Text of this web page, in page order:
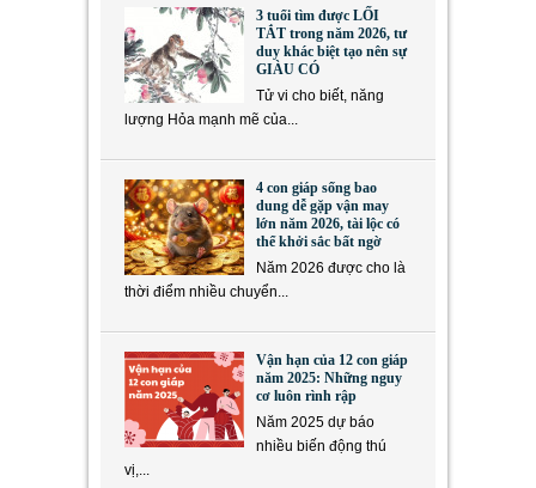
3 tuổi tìm được LỐI
TẮT trong năm 2026, tư
duy khác biệt tạo nên sự
GIÀU CÓ
Tử vi cho biết, năng
lượng Hỏa mạnh mẽ của...
4 con giáp sống bao
dung dễ gặp vận may
lớn năm 2026, tài lộc có
thể khởi sắc bất ngờ
Năm 2026 được cho là
thời điểm nhiều chuyển...
Vận hạn của 12 con giáp
năm 2025: Những nguy
cơ luôn rình rập
Năm 2025 dự báo
nhiều biến động thú
vị,...